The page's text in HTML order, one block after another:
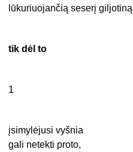
lūkuriuojančią seserį giljotiną
tik dėl to
1
įsimylėjusi vyšnia
gali netekti proto,